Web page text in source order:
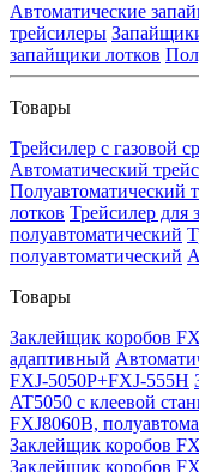
Автоматические
трейсилеры
запайщики лотков
Товары
Трейсилер с газовой
Автоматический
Полуавтоматический
лотков Трейсилер
полуавтоматический
полуавтоматический
Товары
Заклейщик коробов
адаптивный
FXJ-5050P+FXJ-555H
AT5050 с клеевой
FXJ8060B,
Заклейщик коробов
Заклейщик коробов